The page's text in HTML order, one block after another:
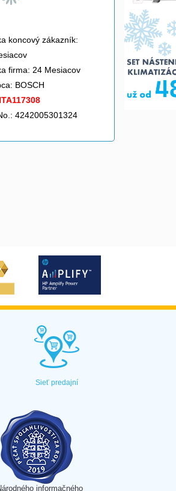
koncový zákazník:
firma: 24 Mesiacov
BOSCH
ITA117308
4242005301324
Sieť predajní
informačného